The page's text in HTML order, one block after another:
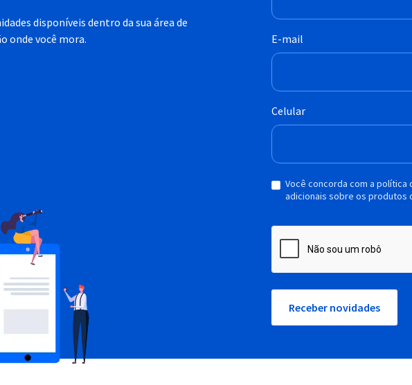
disponíveis dentro da sua área de
onde você mora.
E-mail
Celular
Você concorda com a
adicionais sobre os produtos
Receber novidades